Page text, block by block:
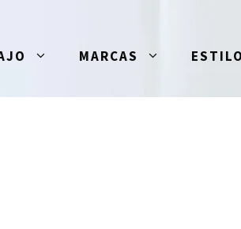
MARCAS ESTILO